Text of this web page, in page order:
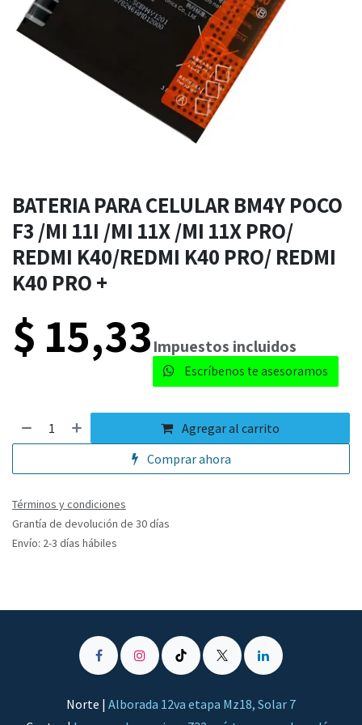
BATERIA PARA CELULAR BM4Y POCO
F3 /MI 11I /MI 11X /MI 11X PRO/
REDMI K40/REDMI K40 PRO/ REDMI
K40 PRO +
$ 15,33​​Impuestos incluidos
Escríbenos te asesoramos​
Agregar al carrito
Comprar ahora
Términos y condiciones
Grantía de devolución de 30 días
Envío: 2-3 días hábiles
Norte | Alborada 12va etapa Mz18, Solar 7